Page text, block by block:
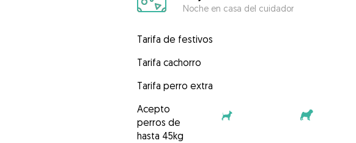
Noche en casa del cuidador
Tarifa de festivos
Tarifa cachorro
Tarifa perro extra
Acepto
perros de
hasta 45kg